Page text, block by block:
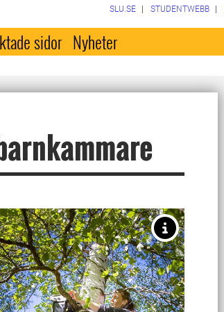
SLU.SE STUDENTWEBB
sidor Nyheter